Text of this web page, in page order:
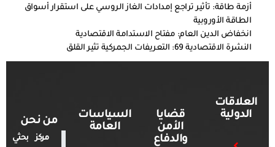
أزمة طاقة: تأثير تراجع إمدادات الغاز الروسي على استقرار أسواق
الطاقة الأوروبية
انخفاض الدين العام: مفتاح الاستدامة الاقتصادية
النشرة الاقتصادية 69: التعريفات الجمركية تثير القلق
العلاقات
الدولية
قضايا
الأمن
والدفاع
السياسات
العامة
من نحن
مركز بحثي